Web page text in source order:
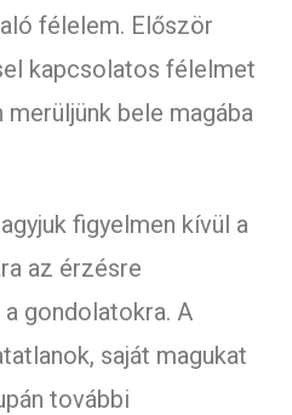
félelem. Először
kapcsolatos félelmet
bele magába
figyelmen kívül a
az érzésre
gondolatokra. A
saját magukat
további